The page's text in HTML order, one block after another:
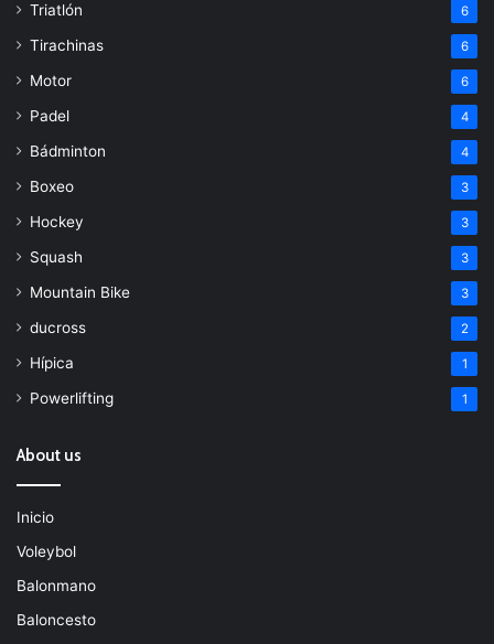
Triatlón 6
Tirachinas 6
Motor 6
Padel 4
Bádminton 4
Boxeo 3
Hockey 3
Squash 3
Mountain Bike 3
ducross 2
Hípica 1
Powerlifting 1
About us
Inicio
Voleybol
Balonmano
Baloncesto